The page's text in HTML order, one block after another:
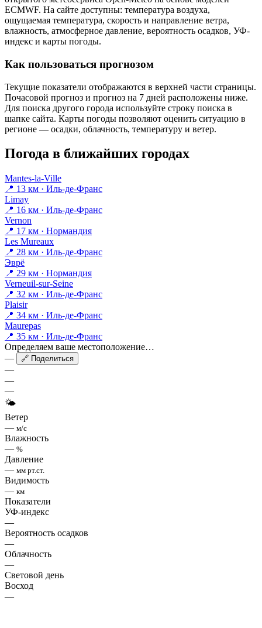
ECMWF. На сайте доступны: температура воздуха,
ощущаемая температура, скорость и направление ветра,
влажность, атмосферное давление, вероятность осадков, УФ-
индекс и карты погоды.
Как пользоваться прогнозом
Текущие показатели отображаются в верхней части страницы.
Почасовой прогноз и прогноз на 7 дней расположены ниже.
Для поиска другого города используйте строку поиска в
шапке сайта. Карты погоды позволяют оценить ситуацию в
регионе — осадки, облачность, температуру и ветер.
Погода в ближайших городах
Mantes-la-Ville
📍 13 км · Иль-де-Франс
Limay
📍 16 км · Иль-де-Франс
Vernon
📍 17 км · Нормандия
Les Mureaux
📍 28 км · Иль-де-Франс
Эврё
📍 29 км · Нормандия
Verneuil-sur-Seine
📍 32 км · Иль-де-Франс
Plaisir
📍 34 км · Иль-де-Франс
Maurepas
📍 35 км · Иль-де-Франс
Определяем ваше местоположение…
—
🔗 Поделиться
—
—
—
🌤
Ветер
— м/с
Влажность
— %
Давление
— мм рт.ст.
Видимость
— км
Показатели
УФ-индекс
—
Вероятность осадков
—
Облачность
—
Световой день
Восход
—